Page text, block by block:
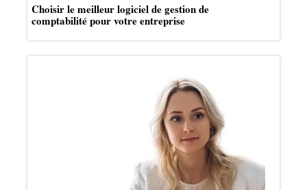
Choisir le meilleur logiciel de gestion de
comptabilité pour votre entreprise